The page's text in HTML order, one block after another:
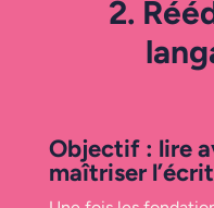
2.
Objectif : lire
maîtriser l’écrit